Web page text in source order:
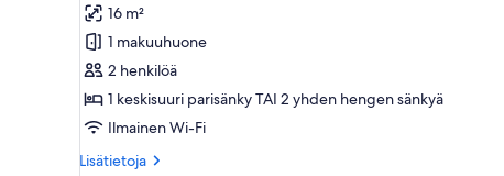
comfort-
huone,
järvinäköala
kuvat
16 m²
1 makuuhuone
2 henkilöä
1 keskisuuri parisänky TAI 2 yhden hengen sänkyä
Ilmainen Wi-Fi
Lisätietoja
Lisätietoja